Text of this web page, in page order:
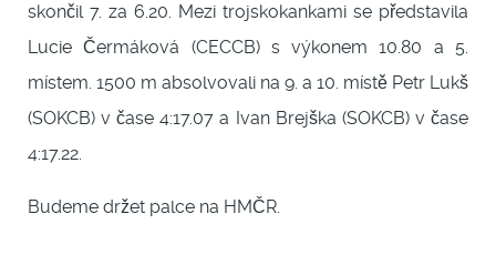
skončil 7. za 6.20. Mezi trojskokankami se představila
Lucie Čermáková (CECCB) s výkonem 10.80 a 5.
místem. 1500 m absolvovali na 9. a 10. místě Petr Lukš
(SOKCB) v čase 4:17.07 a Ivan Brejška (SOKCB) v čase
4:17.22.
Budeme držet palce na HMČR.